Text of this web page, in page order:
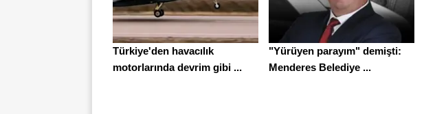
Türkiye'den havacılık
motorlarında devrim gibi ...
"Yürüyen parayım" demişti:
Menderes Belediye ...